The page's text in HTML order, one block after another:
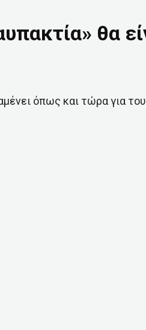
θα
όπως και τώρα για